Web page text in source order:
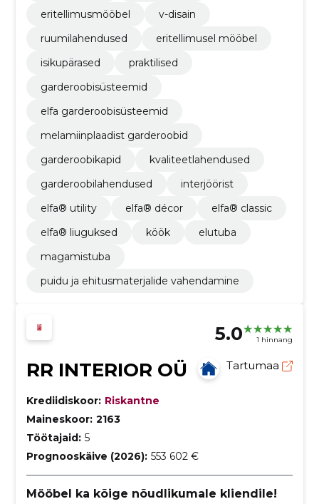
eritellimusmööbel
v-disain
ruumilahendused
eritellimusel mööbel
isikupärased
praktilised
garderoobisüsteemid
elfa garderoobisüsteemid
melamiinplaadist garderoobid
garderoobikapid
kvaliteetlahendused
garderoobilahendused
interjöörist
elfa® utility
elfa® décor
elfa® classic
elfa® liuguksed
köök
elutuba
magamistuba
puidu ja ehitusmaterjalide vahendamine
5.0 1 hinnang
RR INTERIOR OÜ Tartumaa
Krediidiskoor: Riskantne
Maineskoor: 2163
Töötajaid: 5
Prognooskäive (2026): 553 602 €
Mööbel ka kõige nõudlikumale kliendile!